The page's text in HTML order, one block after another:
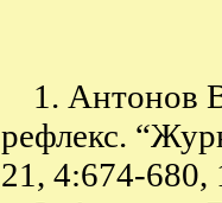
1. Антонов
рефлекс.
21, 4:674-680,